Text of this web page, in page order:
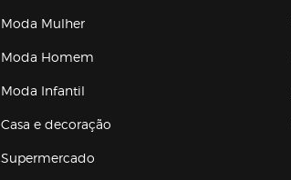
Moda Mulher
Moda Homem
Moda Infantil
Casa e decoração
Supermercado